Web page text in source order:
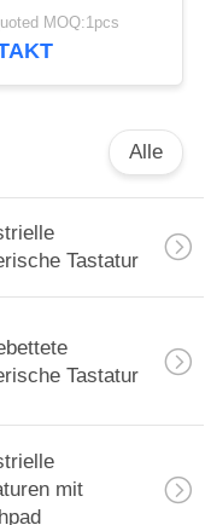
Tastatur
Tastatur
MOQ:1pcs
Alle
Tastatur
Tastatur
mit